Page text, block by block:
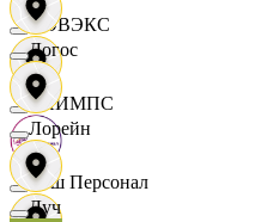
НОВЭКС
ОЛИМПС
Ваш Персонал
Логос
Лорейн
Луч